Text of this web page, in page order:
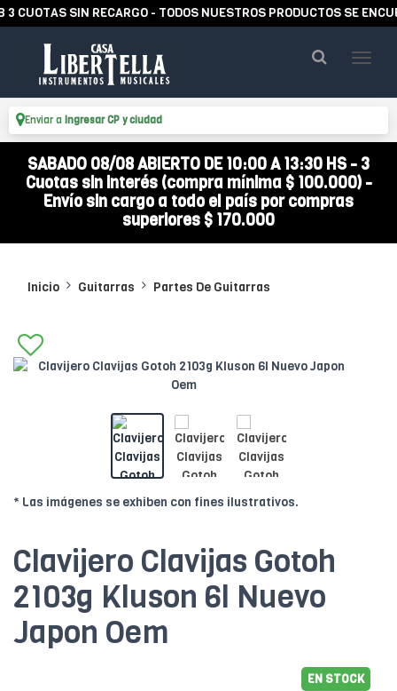
SIN RECARGO - TODOS NUESTROS PRODUCTOS SE
Enviar a Ingresar CP y ciudad
SABADO 08/08 ABIERTO DE 10:00 A 13:30 HS - 3
Cuotas sin interés (compra mínima $ 100.000) -
Envío sin cargo a todo el país por compras
superiores $ 170.000
Inicio Guitarras Partes De Guitarras
* Las imágenes se exhiben con fines ilustrativos.
Clavijero Clavijas Gotoh
2103g Kluson 6l Nuevo
Japon Oem
EN STOCK